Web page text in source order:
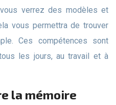
vous permettra de trouver
Ces compétences sont
les jours, au travail et à
la mémoire